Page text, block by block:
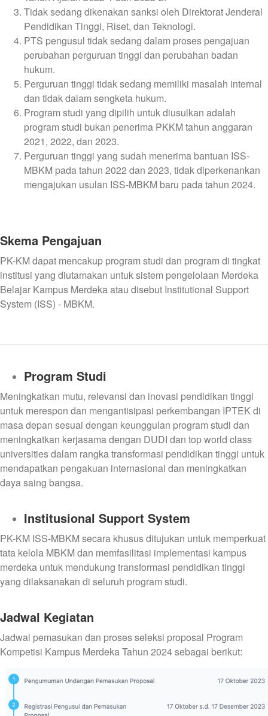
Tidak sedang dikenakan sanksi oleh Direktorat Jenderal
Pendidikan Tinggi, Riset, dan Teknologi.
PTS pengusul tidak sedang dalam proses pengajuan
perubahan perguruan tinggi dan perubahan badan
hukum.
Perguruan tinggi tidak sedang memiliki masalah internal
dan tidak dalam sengketa hukum.
Program studi yang dipilih untuk diusulkan adalah
program studi bukan penerima PKKM tahun anggaran
2021, 2022, dan 2023.
Perguruan tinggi yang sudah menerima bantuan ISS-
MBKM pada tahun 2022 dan 2023, tidak diperkenankan
mengajukan usulan ISS-MBKM baru pada tahun 2024.
Skema Pengajuan
PK-KM dapat mencakup program studi dan program di tingkat
institusi yang diutamakan untuk sistem pengelolaan Merdeka
Belajar Kampus Merdeka atau disebut Institutional Support
System (ISS) - MBKM.
Program Studi
Meningkatkan mutu, relevansi dan inovasi pendidikan tinggi
untuk merespon dan mengantisipasi perkembangan IPTEK di
masa depan sesuai dengan keunggulan program studi dan
meningkatkan kerjasama dengan DUDI dan top world class
universities dalam rangka transformasi pendidikan tinggi untuk
mendapatkan pengakuan internasional dan meningkatkan
daya saing bangsa.
Institusional Support System
PK-KM ISS-MBKM secara khusus ditujukan untuk memperkuat
tata kelola MBKM dan memfasilitasi implementasi kampus
merdeka untuk mendukung transformasi pendidikan tinggi
yang dilaksanakan di seluruh program studi.
Jadwal Kegiatan
Jadwal pemasukan dan proses seleksi proposal Program
Kompetisi Kampus Merdeka Tahun 2024 sebagai berikut: